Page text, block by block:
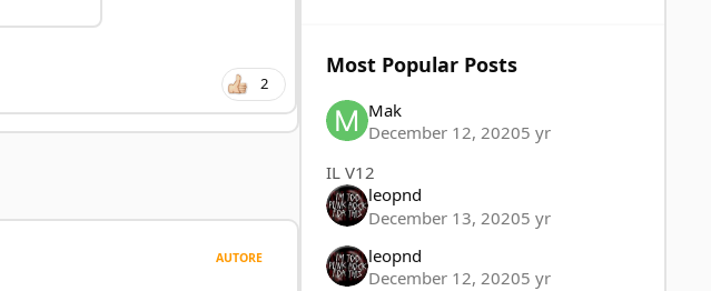
2
AUTORE
Most Popular Posts
Mak
December 12, 20205 yr
leopnd
December 13, 20205 yr
leopnd
December 12, 20205 yr